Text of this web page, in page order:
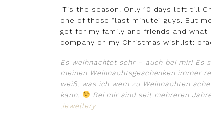
‘Tis the season! Only 10 days left till
one of those “last minute” guys. But
get for my family and friends and what
company on my Christmas wishlist:
Es weihnachtet sehr – auch bei mir! Es
meinen Weihnachtsgeschenken immer
weiß, was ich wem zu Weihnachten
kann.
Bei mir sind seit mehreren
Jewellery.